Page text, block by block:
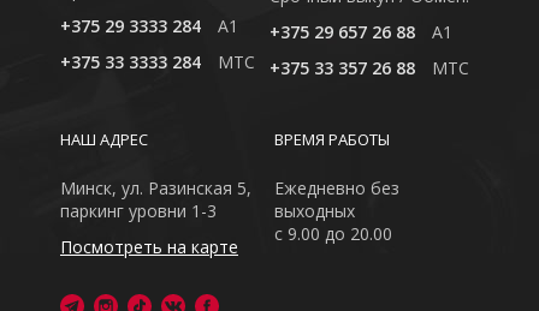
+375 29 3333 284
A1
+375 33 3333 284
MTC
+375 29 657 26 88
A1
+375 33 357 26 88
MTC
ВРЕМЯ РАБОТЫ
Ежедневно без
выходных
с 9.00 до 20.00
НАШ АДРЕС
Минск, ул. Разинская 5,
паркинг уровни 1-3
Посмотреть на карте